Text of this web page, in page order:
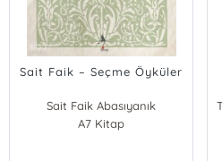
Sait Faik – Seçme Öyküler
Sait Faik Abasıyanık
A7 Kitap